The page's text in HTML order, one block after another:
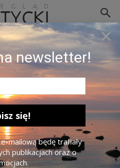
5aa7ed33e93d8
×
newsletter!
mailową będę trafiały
publikacjach oraz o